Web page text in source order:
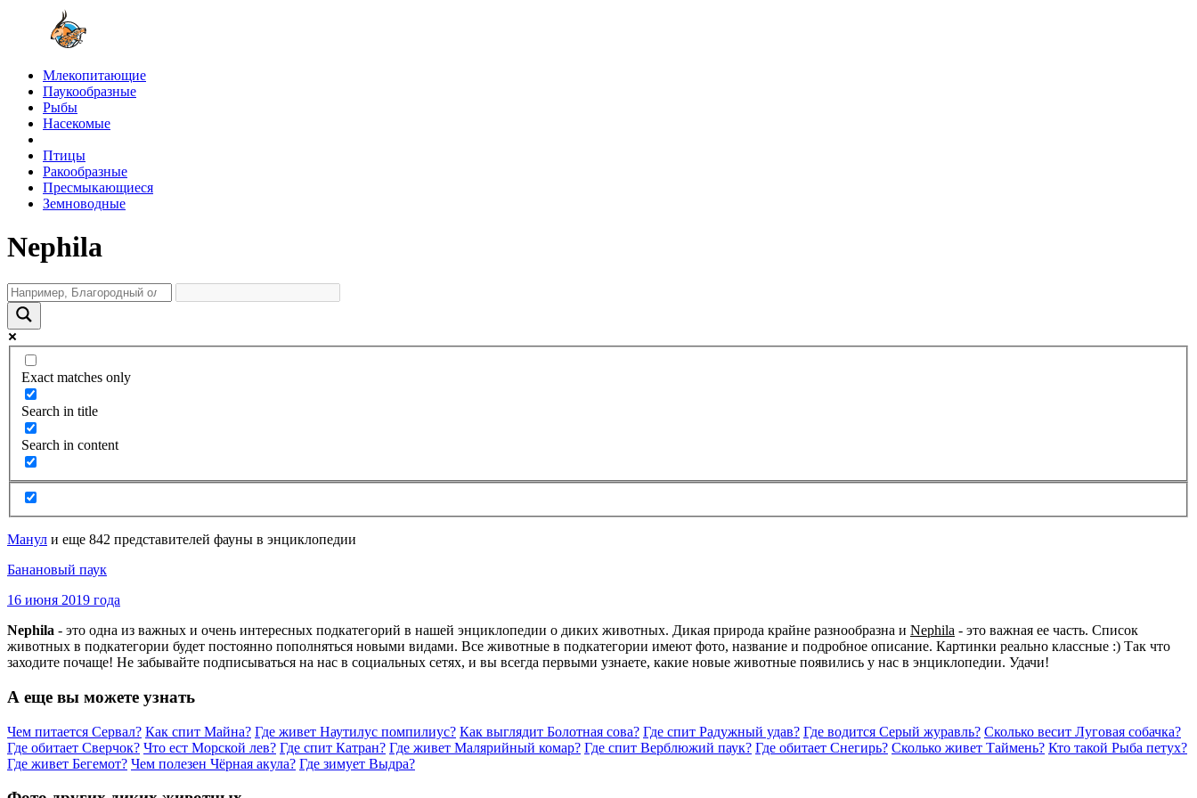
Млекопитающие
Паукообразные
Рыбы
Насекомые
Птицы
Ракообразные
Пресмыкающиеся
Земноводные
Nephila
Exact matches only
Search in title
Search in content
Манул и еще 842 представителей фауны в энциклопедии
Банановый паук
16 июня 2019 года
Nephila - это одна из важных и очень интересных подкатегорий в нашей энциклопедии о диких животных. Дикая природа крайне разнообразна и Nephila - это важная ее часть. Список
животных в подкатегории будет постоянно пополняться новыми видами. Все животные в подкатегории имеют фото, название и подробное описание. Картинки реально классные :) Так что
заходите почаще! Не забывайте подписываться на нас в социальных сетях, и вы всегда первыми узнаете, какие новые животные появились у нас в энциклопедии. Удачи!
А еще вы можете узнать
Чем питается Сервал? Как спит Майна? Где живет Наутилус помпилиус? Как выглядит Болотная сова? Где спит Радужный удав? Где водится Серый журавль? Сколько весит Луговая собачка?
Где обитает Сверчок? Что ест Морской лев? Где спит Катран? Где живет Малярийный комар? Где спит Верблюжий паук? Где обитает Снегирь? Сколько живет Таймень? Кто такой Рыба петух?
Где живет Бегемот? Чем полезен Чёрная акула? Где зимует Выдра?